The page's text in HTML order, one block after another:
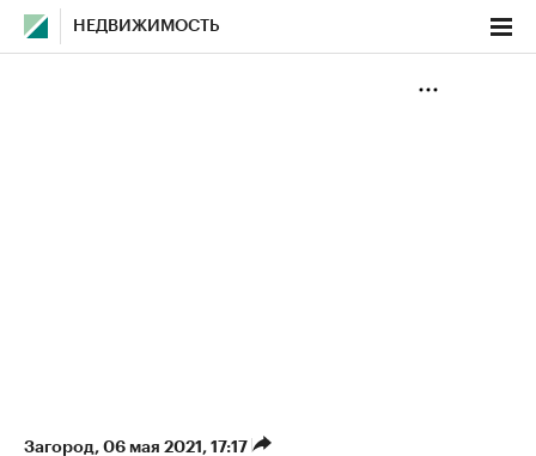
НЕДВИЖИМОСТЬ
Загород⁠, 06 мая 2021, 17:17